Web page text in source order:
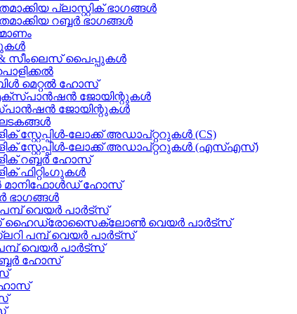
പ്ലാസ്റ്റിക് ഭാഗങ്ങൾ
റബ്ബർ ഭാഗങ്ങൾ
സീംലെസ് പൈപ്പുകൾ
മെറ്റൽ ഹോസ്
എക്സ്പാൻഷൻ ജോയിന്റുകൾ
ജോയിന്റുകൾ
സ്റ്റേപ്പിൾ-ലോക്ക് അഡാപ്റ്ററുകൾ (CS)
സ്റ്റേപ്പിൾ-ലോക്ക് അഡാപ്റ്ററുകൾ (എസ്എസ്)
റബ്ബർ ഹോസ്
ഫിറ്റിംഗുകൾ
മാനിഫോൾഡ് ഹോസ്
ഭാഗങ്ങൾ
പമ്പ് വെയർ പാർട്സ്
ഹൈഡ്രോസൈക്ലോൺ വെയർ പാർട്സ്
പമ്പ് വെയർ പാർട്സ്
വെയർ പാർട്സ്
ഹോസ്
ഹോസ്